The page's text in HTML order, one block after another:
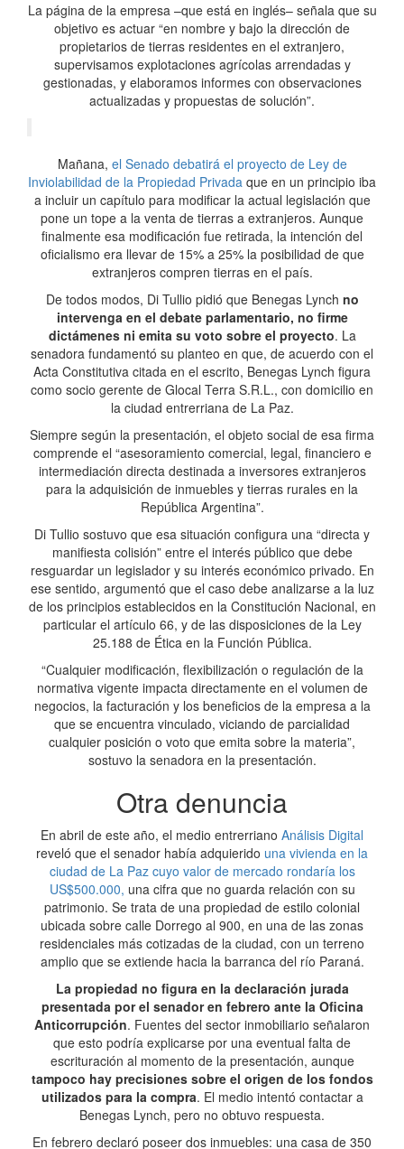
La página de la empresa –que está en inglés– señala que su
objetivo es actuar “en nombre y bajo la dirección de
propietarios de tierras residentes en el extranjero,
supervisamos explotaciones agrícolas arrendadas y
gestionadas, y elaboramos informes con observaciones
actualizadas y propuestas de solución”.
Mañana, el Senado debatirá el proyecto de Ley de
Inviolabilidad de la Propiedad Privada que en un principio iba
a incluir un capítulo para modificar la actual legislación que
pone un tope a la venta de tierras a extranjeros. Aunque
finalmente esa modificación fue retirada, la intención del
oficialismo era llevar de 15% a 25% la posibilidad de que
extranjeros compren tierras en el país.
De todos modos, Di Tullio pidió que Benegas Lynch no
intervenga en el debate parlamentario, no firme
dictámenes ni emita su voto sobre el proyecto. La
senadora fundamentó su planteo en que, de acuerdo con el
Acta Constitutiva citada en el escrito, Benegas Lynch figura
como socio gerente de Glocal Terra S.R.L., con domicilio en
la ciudad entrerriana de La Paz.
Siempre según la presentación, el objeto social de esa firma
comprende el “asesoramiento comercial, legal, financiero e
intermediación directa destinada a inversores extranjeros
para la adquisición de inmuebles y tierras rurales en la
República Argentina”.
Di Tullio sostuvo que esa situación configura una “directa y
manifiesta colisión” entre el interés público que debe
resguardar un legislador y su interés económico privado. En
ese sentido, argumentó que el caso debe analizarse a la luz
de los principios establecidos en la Constitución Nacional, en
particular el artículo 66, y de las disposiciones de la Ley
25.188 de Ética en la Función Pública.
“Cualquier modificación, flexibilización o regulación de la
normativa vigente impacta directamente en el volumen de
negocios, la facturación y los beneficios de la empresa a la
que se encuentra vinculado, viciando de parcialidad
cualquier posición o voto que emita sobre la materia”,
sostuvo la senadora en la presentación.
Otra denuncia
En abril de este año, el medio entrerriano Análisis Digital
reveló que el senador había adquierido una vivienda en la
ciudad de La Paz cuyo valor de mercado rondaría los
US$500.000, una cifra que no guarda relación con su
patrimonio. Se trata de una propiedad de estilo colonial
ubicada sobre calle Dorrego al 900, en una de las zonas
residenciales más cotizadas de la ciudad, con un terreno
amplio que se extiende hacia la barranca del río Paraná.
La propiedad no figura en la declaración jurada
presentada por el senador en febrero ante la Oficina
Anticorrupción. Fuentes del sector inmobiliario señalaron
que esto podría explicarse por una eventual falta de
escrituración al momento de la presentación, aunque
tampoco hay precisiones sobre el origen de los fondos
utilizados para la compra. El medio intentó contactar a
Benegas Lynch, pero no obtuvo respuesta.
En febrero declaró poseer dos inmuebles: una casa de 350